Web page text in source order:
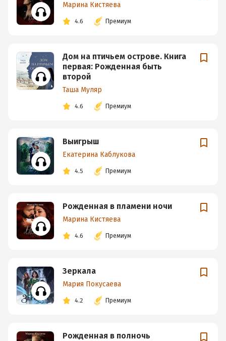
Марина Кистяева
4.6 Премиум
Дом на птичьем острове. Книга
первая: Рожденная быть
второй
Таша Муляр
4.6 Премиум
Выигрыш
Екатерина Каблукова
4.5 Премиум
Рожденная в пламени ночи
Марина Кистяева
4.6 Премиум
Зеркала
Мария Покусаева
4.2 Премиум
Рожденная в полночь